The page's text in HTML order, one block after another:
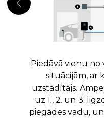
Piedāvā vienu no
situācijām, ar
uzstādītājs.
uz 1., 2. un 3.
piegādes vadu,